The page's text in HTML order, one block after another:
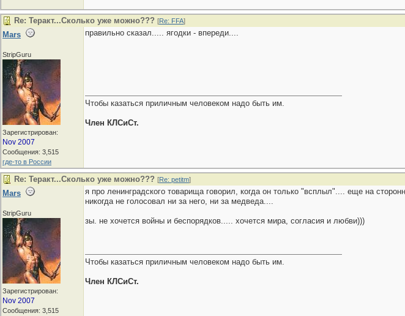
Re: Теракт...Сколько уже можно??? [Re: FFA]
Mars
StripGuru
Зарегистрирован:
Nov 2007
Сообщения: 3,515
где-то в России
правильно сказал..... ягодки - впереди....
Чтобы казаться приличным человеком надо быть им.
Член КЛСиСт.
Re: Теракт...Сколько уже можно??? [Re: petitm]
Mars
StripGuru
Зарегистрирован:
Nov 2007
Сообщения: 3,515
я про ленинградского товарища говорил, когда он только "всплыл".... еще на
никогда не голосовал ни за него, ни за медведа....
зы. не хочется войны и беспорядков..... хочется мира, согласия и любви)))
Чтобы казаться приличным человеком надо быть им.
Член КЛСиСт.